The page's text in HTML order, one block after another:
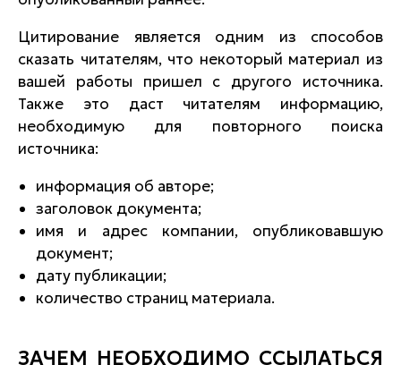
Цитирование является одним из способов
сказать читателям, что некоторый материал из
вашей работы пришел с другого источника.
Также это даст читателям информацию,
необходимую для повторного поиска
источника:
информация об авторе;
заголовок документа;
имя и адрес компании, опубликовавшую
документ;
дату публикации;
количество страниц материала.
ЗАЧЕМ НЕОБХОДИМО ССЫЛАТЬСЯ